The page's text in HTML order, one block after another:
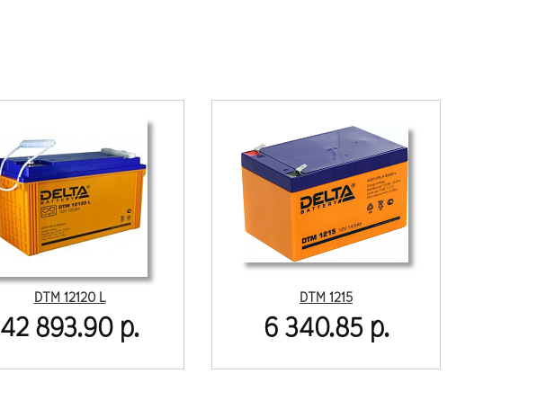
DTM 12120 L
42 893.90 р.
DTM 1215
6 340.85 р.